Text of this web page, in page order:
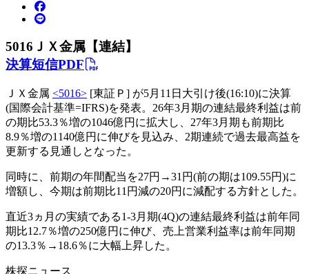
5016 ＪＸ金属【連結】
決算短信PDF
ＪＸ金属 <5016> [東証Ｐ] が5月11日大引け後(16:10)に決算
(国際会計基準=IFRS)を発表。26年3月期の連結最終利益は前
の期比53.3％増の1046億円に拡大し、27年3月期も前期比
8.9％増の1140億円に伸びを見込み、2期連続で過去最高益を
更新する見通しとなった。
同時に、前期の年間配当を27円→31円(前の期は109.55円)に
増額し、今期は前期比11円減の20円に減配する方針とした。
直近3ヵ月の実績である1-3月期(4Q)の連結最終利益は前年同
期比12.7％増の250億円に伸び、売上営業利益率は前年同期
の13.3％→18.6％に大幅上昇した。
株探ニュース